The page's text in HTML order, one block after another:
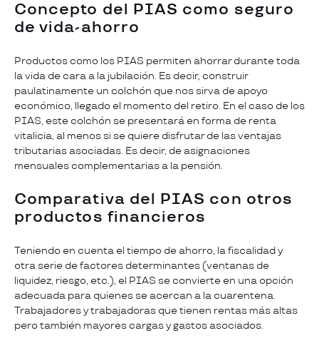
Concepto del PIAS como seguro
de vida-ahorro
Productos como los PIAS permiten ahorrar durante toda
la vida de cara a la jubilación. Es decir, construir
paulatinamente un colchón que nos sirva de apoyo
económico, llegado el momento del retiro. En el caso de los
PIAS, este colchón se presentará en forma de renta
vitalicia, al menos si se quiere disfrutar de las ventajas
tributarias asociadas. Es decir, de asignaciones
mensuales complementarias a la pensión.
Comparativa del PIAS con otros
productos financieros
Teniendo en cuenta el tiempo de ahorro, la fiscalidad y
otra serie de factores determinantes (ventanas de
liquidez, riesgo, etc.), el PIAS se convierte en una opción
adecuada para quienes se acercan a la cuarentena.
Trabajadores y trabajadoras que tienen rentas más altas
pero también mayores cargas y gastos asociados.